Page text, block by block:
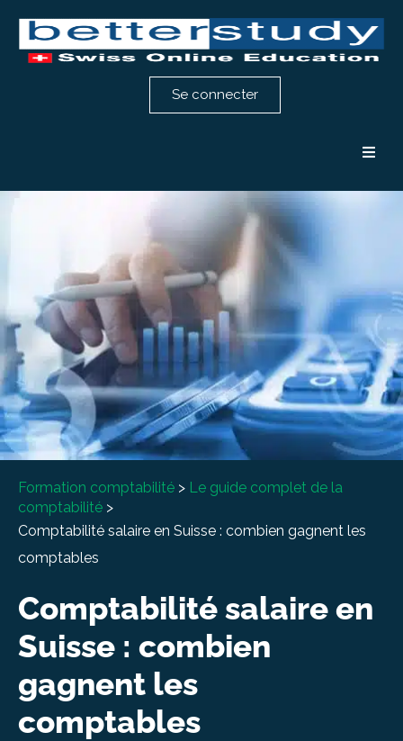
Formation comptabilité
Notre méthode
Témoignages
À propos
Se connecter
Formation comptabilité > Le guide complet de la
comptabilité >
Comptabilité salaire en Suisse : combien gagnent les
comptables
Comptabilité salaire en
Suisse : combien
gagnent les
comptables